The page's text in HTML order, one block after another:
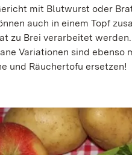
mit Blutwurst oder
auch in einem Topf
zu Brei verarbeitet werden.
Variationen sind
und Räuchertofu ersetzen!